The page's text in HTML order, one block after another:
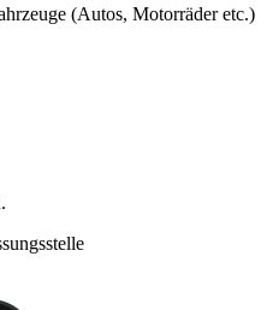
(Autos, Motorräder etc.)